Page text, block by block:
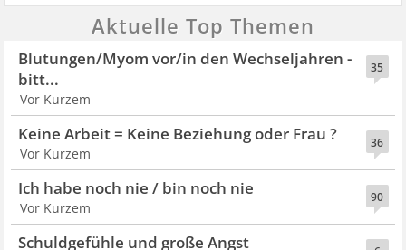
Aktuelle Top Themen
35
Blutungen/Myom vor/in den Wechseljahren -
bitt...
Vor Kurzem
36
Keine Arbeit = Keine Beziehung oder Frau ?
Vor Kurzem
90
Ich habe noch nie / bin noch nie
Vor Kurzem
Schuldgefühle und große Angst